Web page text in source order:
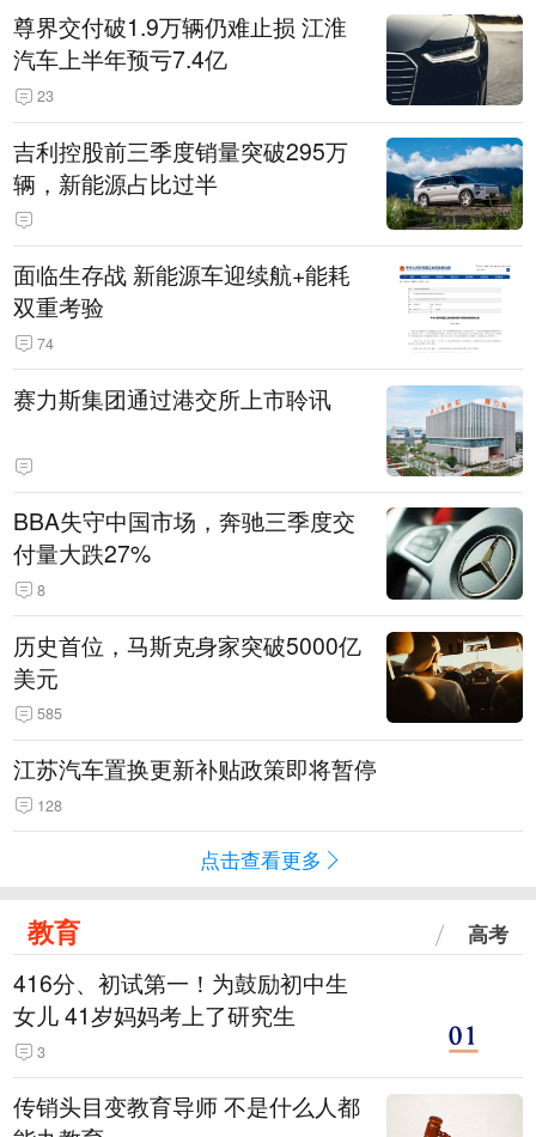
尊界交付破1.9万辆仍难止损 江淮
汽车上半年预亏7.4亿
23
吉利控股前三季度销量突破295万
辆，新能源占比过半
面临生存战 新能源车迎续航+能耗
双重考验
74
赛力斯集团通过港交所上市聆讯
BBA失守中国市场，奔驰三季度交
付量大跌27%
8
历史首位，马斯克身家突破5000亿
美元
585
江苏汽车置换更新补贴政策即将暂停
128
点击查看更多
教育 高考
416分、初试第一！为鼓励初中生
女儿 41岁妈妈考上了研究生
3
传销头目变教育导师 不是什么人都